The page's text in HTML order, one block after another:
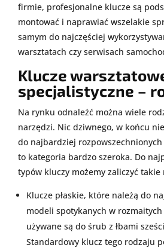
firmie, profesjonalne klucze są
montować i naprawiać wszelakie
samym do najczęściej
warsztatach czy serwisach
Klucze
specjalistyczne –
Na rynku odnaleźć można wiele
narzędzi. Nic dziwnego, w końcu
do najbardziej
to kategoria bardzo szeroka. Do
typów kluczy możemy zaliczyć takie
Klucze płaskie, które należą do
modeli spotykanych w
używane są do śrub z łbami
Standardowy klucz tego rodzaju